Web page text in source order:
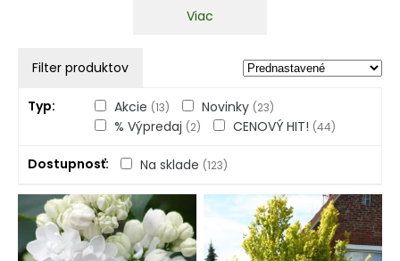
Viac
Filter produktov
Typ Akcie (13) Novinky (23)
% Výpredaj (2) CENOVÝ HIT! (44)
Dostupnosť Na sklade (123)